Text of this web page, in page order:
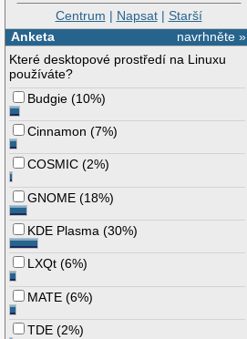
Centrum | Napsat| Starší
navrhněte »
Anketa
Které desktopové prostředí na Linuxu
používáte?
Budgie (10%)
Cinnamon (7%)
COSMIC (2%)
GNOME (18%)
KDE Plasma (30%)
LXQt (6%)
MATE (6%)
TDE (2%)